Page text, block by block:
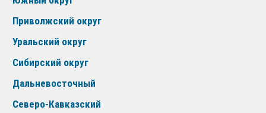
Приволжский округ
Уральский округ
Сибирский округ
Дальневосточный
Северо-Кавказский